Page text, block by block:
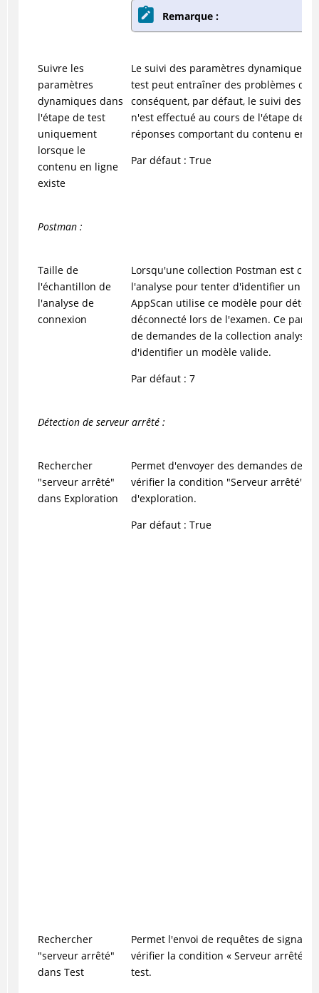
Remarque :
Suivre les
paramètres
dynamiques dans
l'étape de test
uniquement
lorsque le
contenu en ligne
existe
Le suivi des paramètres dynamiques
test peut entraîner des problèmes de
conséquent, par défaut, le suivi des
n'est effectué au cours de l'étape de
réponses comportant du contenu en
Par défaut : True
Postman :
Taille de
l'échantillon de
l'analyse de
connexion
Lorsqu'une collection Postman est
l'analyse pour tenter d'identifier un
AppScan utilise ce modèle pour
déconnecté lors de l'examen. Ce
de demandes de la collection
d'identifier un modèle valide.
Par défaut : 7
Détection de serveur arrêté :
Rechercher
"serveur arrêté"
dans Exploration
Permet d'envoyer des demandes de
vérifier la condition "Serveur arrêté"
d'exploration.
Par défaut : True
Rechercher
"serveur arrêté"
dans Test
Permet l'envoi de requêtes de signal
vérifier la condition « Serveur arrêté »
test.